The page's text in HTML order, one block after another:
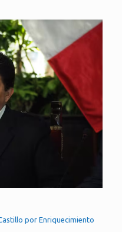
por Enriquecimiento